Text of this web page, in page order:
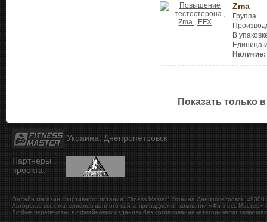
Zma
Группа:
В
Единица
Наличие:
Показать только
Украина, Днепропетровск
Партнеры
проекта:
Онлайн магазин спортивного питания "Fitness Master" Украина Днепропетровск, 49000
Авторство всех материалов данного сайта принадлежит компании «Фитнесс Мастер»
Любые перепечатки в офлайновых изданиях без согласования категорически